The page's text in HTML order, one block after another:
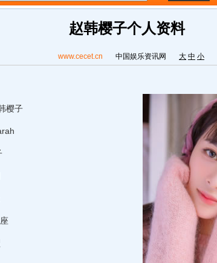
赵韩樱子个人资料
www.cecet.cn 中国娱乐资讯网 大 中 小
樱子